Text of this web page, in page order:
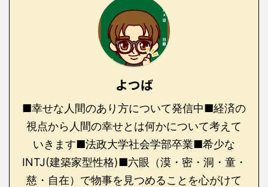
よつば
■幸せな人間のあり方について発信中■経済の
視点から人間の幸せとは何かについて考えて
いきます■法政大学社会学部卒業■希少な
INTJ(建築家型性格)■六眼（漠・密・洞・童・
慈・自在）で物事を見つめることを心がけて